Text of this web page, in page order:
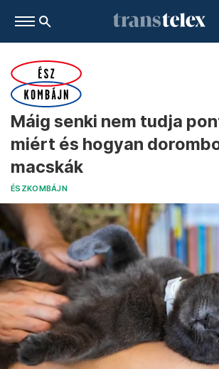
Máig senki nem tudja
miért és hogyan
macskák
ÉSZKOMBÁJN